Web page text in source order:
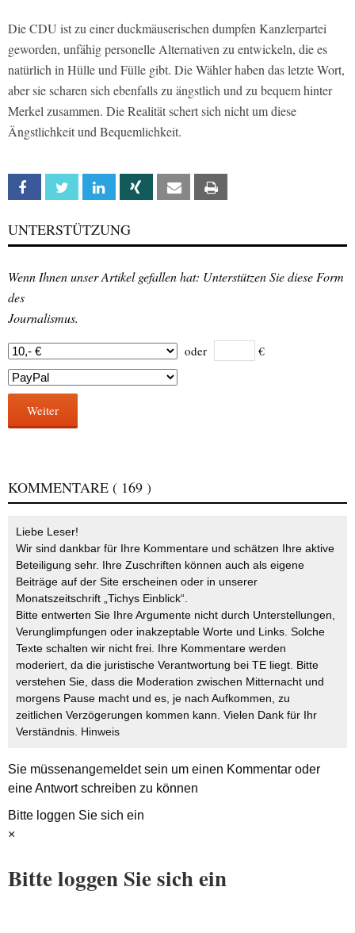
Die CDU ist zu einer duckmäuserischen dumpfen Kanzlerpartei
geworden, unfähig personelle Alternativen zu entwickeln, die es
natürlich in Hülle und Fülle gibt. Die Wähler haben das letzte Wort,
aber sie scharen sich ebenfalls zu ängstlich und zu bequem hinter
Merkel zusammen. Die Realität schert sich nicht um diese
Ängstlichkeit und Bequemlichkeit.
Facebook Twitter Linkedin Xing Email
UNTERSTÜTZUNG
Wenn Ihnen unser Artikel gefallen hat: Unterstützen Sie diese Form
des
Journalismus.
oder €
Weiter
KOMMENTARE ( 169 )
Liebe Leser!
Wir sind dankbar für Ihre Kommentare und schätzen Ihre aktive
Beteiligung sehr. Ihre Zuschriften können auch als eigene
Beiträge auf der Site erscheinen oder in unserer
Monatszeitschrift „Tichys Einblick“.
Bitte entwerten Sie Ihre Argumente nicht durch Unterstellungen,
Verunglimpfungen oder inakzeptable Worte und Links. Solche
Texte schalten wir nicht frei. Ihre Kommentare werden
moderiert, da die juristische Verantwortung bei TE liegt. Bitte
verstehen Sie, dass die Moderation zwischen Mitternacht und
morgens Pause macht und es, je nach Aufkommen, zu
zeitlichen Verzögerungen kommen kann. Vielen Dank für Ihr
Verständnis. Hinweis
Sie müssenangemeldetsein um einen Kommentar oder
eine Antwort schreiben zu können
Bitte loggen Sie sich ein
×
Bitte loggen Sie sich ein